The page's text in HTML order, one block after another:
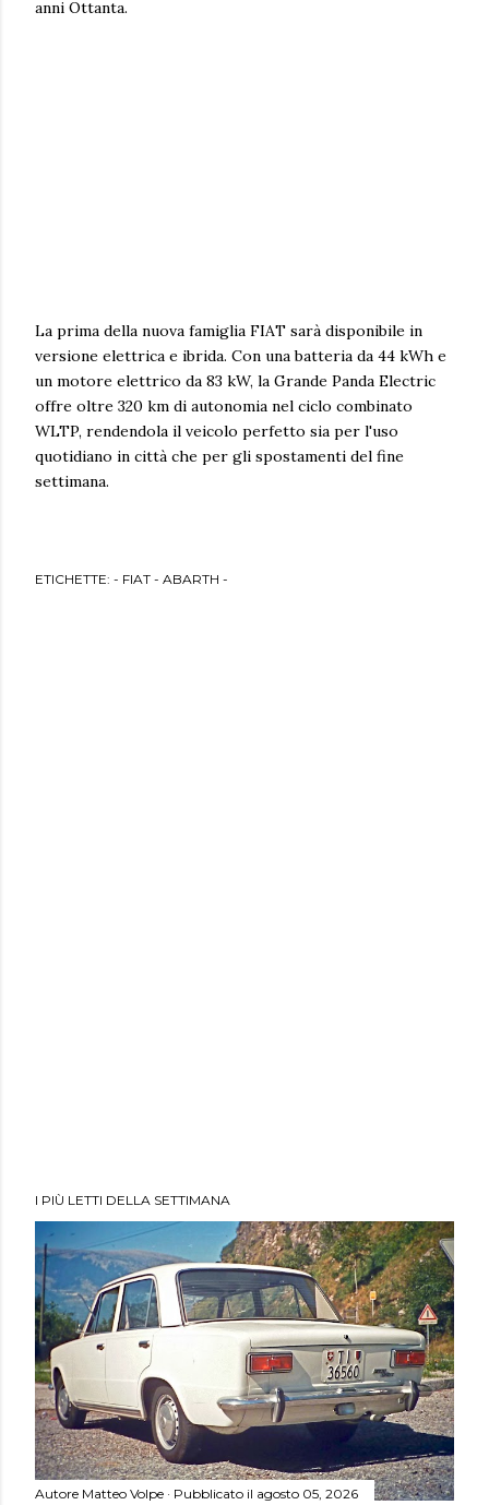
anni Ottanta.
La prima della nuova famiglia FIAT sarà disponibile in
versione elettrica e ibrida. Con una batteria da 44 kWh e
un motore elettrico da 83 kW, la Grande Panda Electric
offre oltre 320 km di autonomia nel ciclo combinato
WLTP, rendendola il veicolo perfetto sia per l'uso
quotidiano in città che per gli spostamenti del fine
settimana.
ETICHETTE: - FIAT - ABARTH -
I PIÙ LETTI DELLA SETTIMANA
Autore Matteo Volpe Pubblicato il agosto 05, 2026